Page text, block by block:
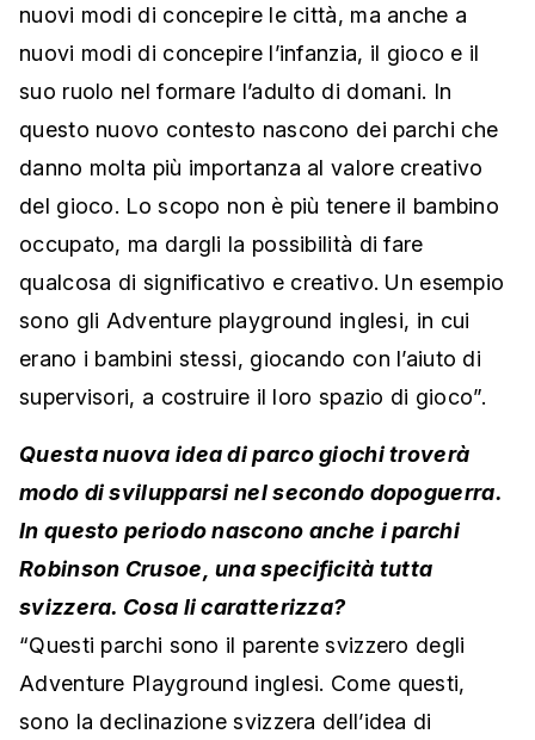
nuovi modi di concepire le città, ma anche a
nuovi modi di concepire l’infanzia, il gioco e il
suo ruolo nel formare l’adulto di domani. In
questo nuovo contesto nascono dei parchi che
danno molta più importanza al valore creativo
del gioco. Lo scopo non è più tenere il bambino
occupato, ma dargli la possibilità di fare
qualcosa di significativo e creativo. Un esempio
sono gli Adventure playground inglesi, in cui
erano i bambini stessi, giocando con l’aiuto di
supervisori, a costruire il loro spazio di gioco”.
Questa nuova idea di parco giochi troverà
modo di svilupparsi nel secondo dopoguerra.
In questo periodo nascono anche i parchi
Robinson Crusoe, una specificità tutta
svizzera. Cosa li caratterizza?
“Questi parchi sono il parente svizzero degli
Adventure Playground inglesi. Come questi,
sono la declinazione svizzera dell’idea di